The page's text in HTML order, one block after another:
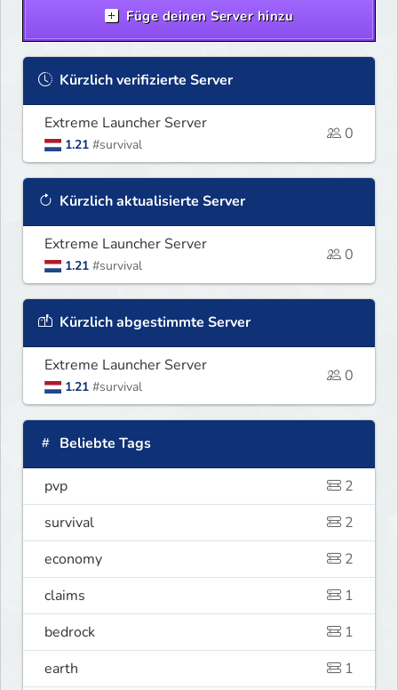
Füge deinen Server hinzu
Kürzlich verifizierte Server
Extreme Launcher Server
1.21 #survival
0
Kürzlich aktualisierte Server
Extreme Launcher Server
1.21 #survival
0
Kürzlich abgestimmte Server
Extreme Launcher Server
1.21 #survival
0
Beliebte Tags
pvp
2
survival
2
economy
2
claims
1
bedrock
1
earth
1